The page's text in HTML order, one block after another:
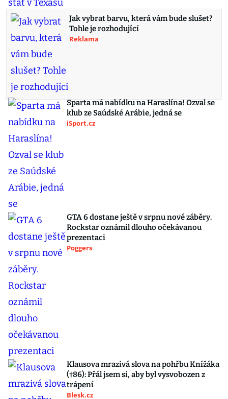
Jak vybrat barvu, která vám bude slušet?
Tohle je rozhodující
Reklama
Sparta má nabídku na Haraslína! Ozval se
klub ze Saúdské Arábie, jedná se
iSport.cz
GTA 6 dostane ještě v srpnu nové záběry.
Rockstar oznámil dlouho očekávanou
prezentaci
Poggers
Klausova mrazivá slova na pohřbu Knížáka
(†86): Přál jsem si, aby byl vysvobozen z
trápení
Blesk.cz